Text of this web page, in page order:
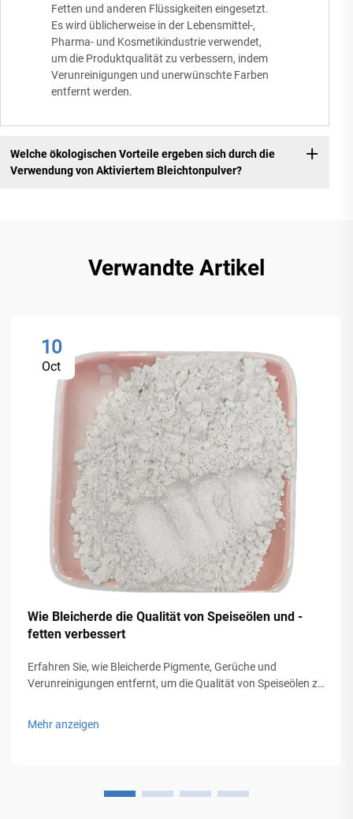
Fetten und anderen Flüssigkeiten eingesetzt.
Es wird üblicherweise in der Lebensmittel-,
Pharma- und Kosmetikindustrie verwendet,
um die Produktqualität zu verbessern, indem
Verunreinigungen und unerwünschte Farben
entfernt werden.
Welche ökologischen Vorteile ergeben sich durch die
Verwendung von Aktiviertem Bleichtonpulver?
Verwandte Artikel
10
Oct
Wie Bleicherde die Qualität von Speiseölen und -
fetten verbessert
Erfahren Sie, wie Bleicherde Pigmente, Gerüche und
Verunreinigungen entfernt, um die Qualität von Speiseölen zu
und wichtige Anwendungsfaktoren kennen. Mehr erfahren.
Mehr anzeigen